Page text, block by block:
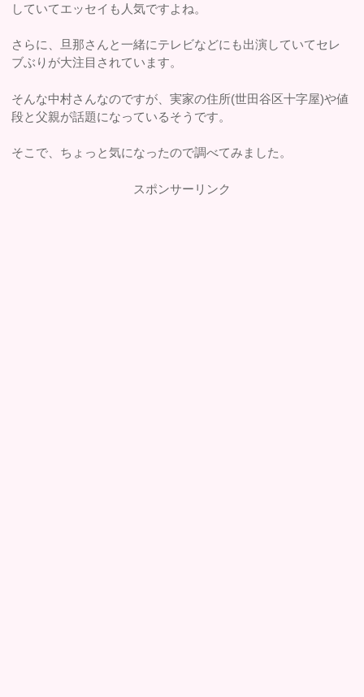
していてエッセイも人気ですよね。
さらに、旦那さんと一緒にテレビなどにも出演していてセレ
ブぶりが大注目されています。
そんな中村さんなのですが、実家の住所(世田谷区十字屋)や値
段と父親が話題になっているそうです。
そこで、ちょっと気になったので調べてみました。
スポンサーリンク